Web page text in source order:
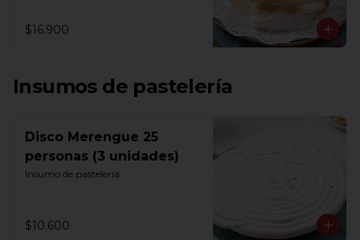
$16.900
Insumos de pastelería
Disco Merengue 25
personas (3 unidades)
Insumo de pastelería
$10.600